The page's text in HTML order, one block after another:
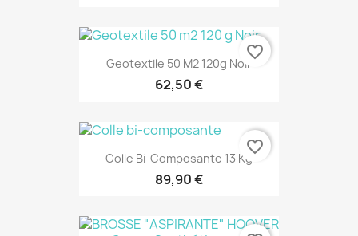
Geotextile 50 M2 120g Noir
62,50 €
favorite_border
Colle Bi-Composante 13 Kg
89,90 €
favorite_border